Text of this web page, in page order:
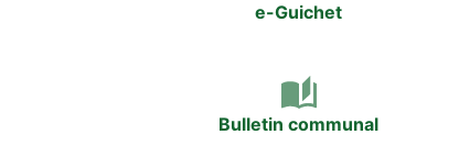
e-Guichet
Bulletin communal